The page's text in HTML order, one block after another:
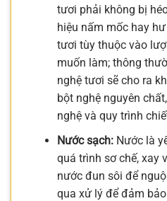
tươi phải không bị
hiệu nấm mốc hay
tươi tùy thuộc vào
muốn làm; thông
nghệ tươi sẽ cho ra
bột nghệ nguyên
nghệ và quy trình
Nước sạch:Nước là
quá trình sơ chế, xay
nước đun sôi để
qua xử lý để đảm